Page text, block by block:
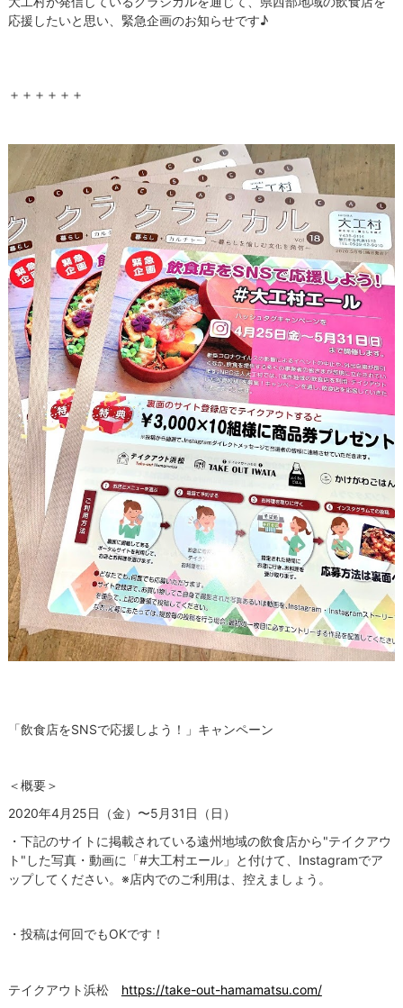
応援したいと思い、緊急企画のお知らせです♪
＋＋＋＋＋＋
「飲食店をSNSで応援しよう！」キャンペーン
＜概要＞
2020年4月25日（金）〜5月31日（日）
・下記のサイトに掲載されている遠州地域の飲食店から"テイクアウ
ト"した写真・動画に「#大工村エール」と付けて、Instagramでア
ップしてください。※店内でのご利用は、控えましょう。
・投稿は何回でもOKです！
テイクアウト浜松 https://take-out-hamamatsu.com/